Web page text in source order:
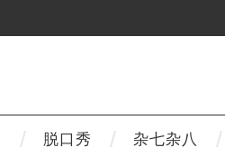
脱口秀 杂七杂八